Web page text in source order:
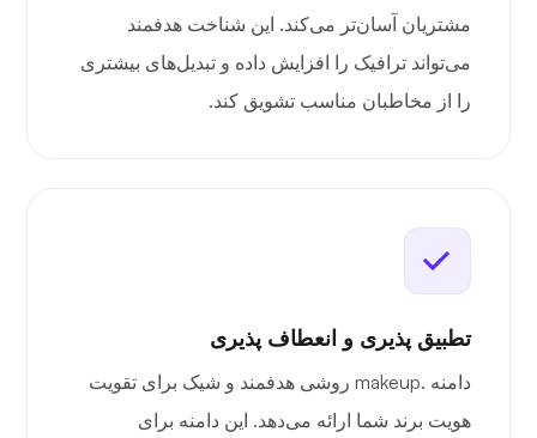
مشتریان آسان‌تر می‌کند. این شناخت هدفمند
می‌تواند ترافیک را افزایش داده و تبدیل‌های بیشتری
را از مخاطبان مناسب تشویق کند.
تطبیق پذیری و انعطاف پذیری
دامنه .makeup روشی هدفمند و شیک برای تقویت
هویت برند شما ارائه می‌دهد. این دامنه برای